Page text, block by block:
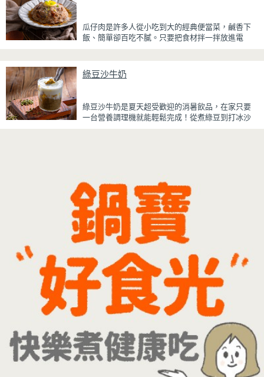
吃到淡淡的茶香。相較於傳統提拉米蘇，這款更清
爽、更低負擔，無論是下午茶、飯後甜點，或是正
瓜仔肉是許多人從小吃到大的經典便當菜，鹹香下
飯、簡單卻百吃不膩。只要把食材拌一拌放進電
蒸好的瓜仔肉鮮嫩多汁，絞肉吸飽脆瓜醬汁的甘甜
滿濃濃古早味，帶便當、配稀飯、配白飯都好吃，
讓人忍不住多扒好幾口飯，是一道簡單又美味的經
綠豆沙牛奶
綠豆沙牛奶是夏天超受歡迎的消暑飲品，在家只要
一台營養調理機就能輕鬆完成！從煮綠豆到打冰沙
炎夏日一定要喝一杯！